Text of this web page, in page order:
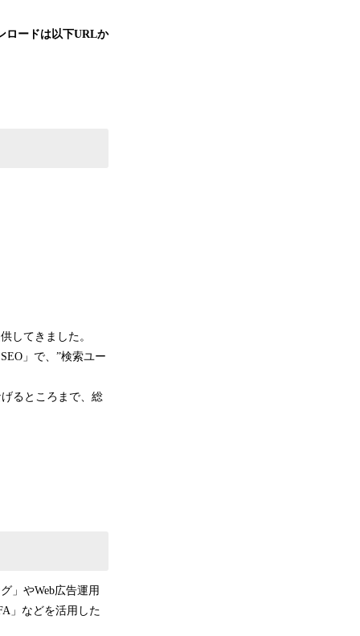
ロードは以下URLか
してきました。
」で、”検索ユー
るところまで、総
」やWeb広告運用
」などを活用した